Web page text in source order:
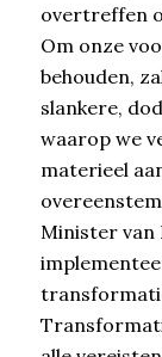
overtreffen
Om onze
behouden,
slankere,
waarop we
materieel
Minister van